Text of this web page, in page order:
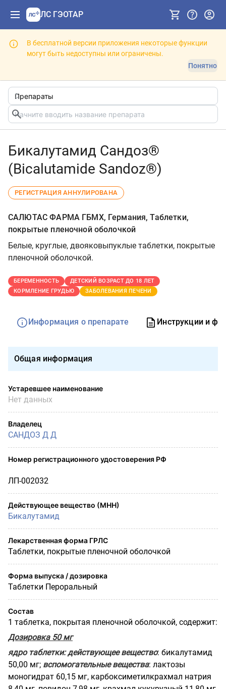
ЛС ГЭОТАР
В бесплатной версии приложения некоторые функции
могут быть недоступны или ограничены.
Понятно
Бикалутамид Сандоз®
(Bicalutamide Sandoz®)
РЕГИСТРАЦИЯ АННУЛИРОВАНА
САЛЮТАС ФАРМА ГБМХ, Германия, Таблетки,
покрытые пленочной оболочкой
Белые, круглые, двояковыпуклые таблетки, покрытые
пленочной оболочкой.
БЕРЕМЕННОСТЬ
ДЕТСКИЙ ВОЗРАСТ ДО 18 ЛЕТ
КОРМЛЕНИЕ ГРУДЬЮ
ЗАБОЛЕВАНИЯ ПЕЧЕНИ
Информация о препарате Инструкции и
Общая информация
Устаревшее наименование
Нет данных
Владелец
САНДОЗ Д Д
Номер регистрационного удостоверения РФ
ЛП-002032
Действующее вещество (МНН)
Бикалутамид
Лекарственная форма ГРЛС
Таблетки, покрытые пленочной оболочкой
Форма выпуска / дозировка
Таблетки Пероральный
Состав
1 таблетка, покрытая пленочной оболочкой, содержит:
Дозировка 50 мг
ядро таблетки:действующее вещество: бикалутамид
50,00 мг; вспомогательные вещества: лактозы
моногидрат 60,15 мг, карбоксиметилкрахмал натрия